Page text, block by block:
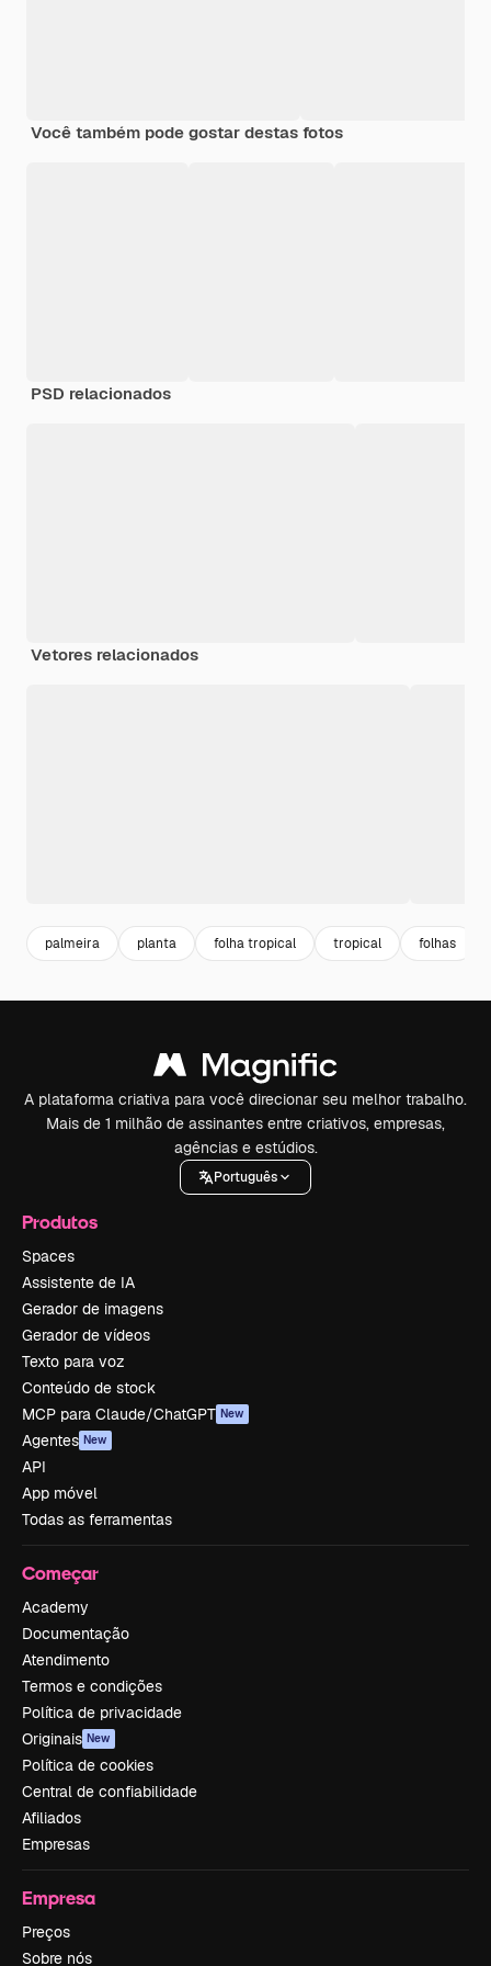
Você também pode gostar destas fotos
PSD relacionados
Vetores relacionados
palmeira planta folha tropical tropical folhas
A plataforma criativa para você direcionar seu melhor trabalho.
Mais de 1 milhão de assinantes entre criativos, empresas,
agências e estúdios.
Português
Produtos
Spaces
Assistente de IA
Gerador de imagens
Gerador de vídeos
Texto para voz
Conteúdo de stock
MCP para Claude/ChatGPT New
Agentes New
API
App móvel
Todas as ferramentas
Começar
Academy
Documentação
Atendimento
Termos e condições
Política de privacidade
Originais New
Política de cookies
Central de confiabilidade
Afiliados
Empresas
Empresa
Preços
Sobre nós